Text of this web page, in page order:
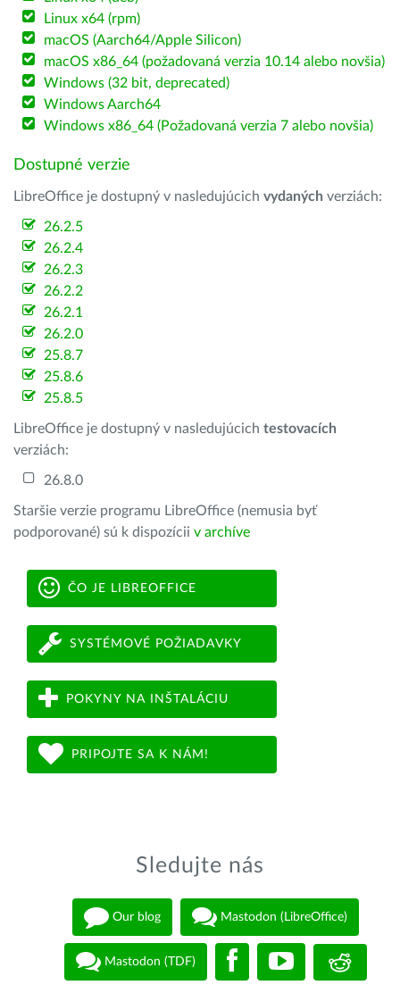
Linux x64 (rpm)
macOS (Aarch64/Apple Silicon)
macOS x86_64 (požadovaná verzia 10.14 alebo novšia)
Windows (32 bit, deprecated)
Windows Aarch64
Windows x86_64 (Požadovaná verzia 7 alebo novšia)
Dostupné verzie
LibreOffice je dostupný v nasledujúcich vydaných verziách:
26.2.5
26.2.4
26.2.3
26.2.2
26.2.1
26.2.0
25.8.7
25.8.6
25.8.5
LibreOffice je dostupný v nasledujúcich testovacích
verziách:
26.8.0
Staršie verzie programu LibreOffice (nemusia byť
podporované) sú k dispozícii v archíve
ČO JE LIBREOFFICE
SYSTÉMOVÉ POŽIADAVKY
POKYNY NA INŠTALÁCIU
PRIPOJTE SA K NÁM!
Sledujte nás
Our blog Mastodon (LibreOffice)
Mastodon (TDF)